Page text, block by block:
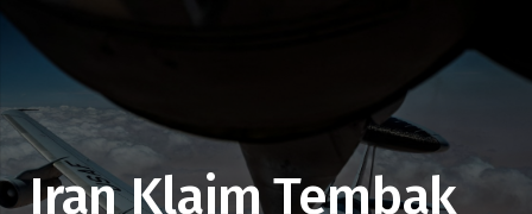
Iran Klaim Tembak